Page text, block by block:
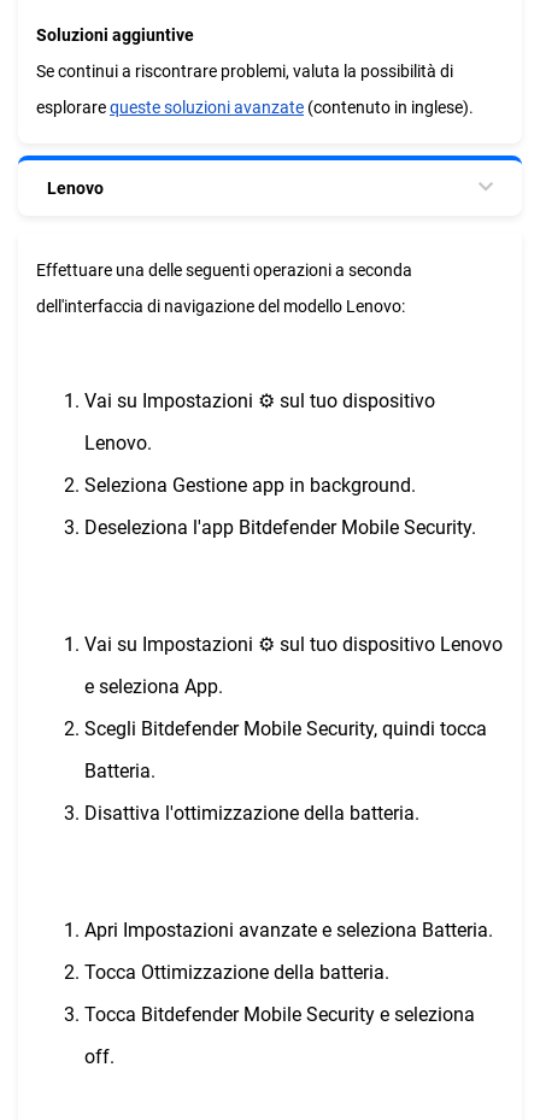
Soluzioni aggiuntive
Se continui a riscontrare problemi, valuta la possibilità di
esplorarequeste soluzioni avanzate (contenuto in inglese).
Lenovo
Effettuare una delle seguenti operazioni a seconda
dell'interfaccia di navigazione del modello Lenovo:
Vai su Impostazioni ⚙︎ sul tuo dispositivo
Lenovo.
Seleziona Gestione app in background.
Deseleziona l'app Bitdefender Mobile Security.
Vai su Impostazioni ⚙︎ sul tuo dispositivo Lenovo
e seleziona App.
Scegli Bitdefender Mobile Security, quindi tocca
Batteria.
Disattiva l'ottimizzazione della batteria.
Apri Impostazioni avanzate e seleziona Batteria.
Tocca Ottimizzazione della batteria.
Tocca Bitdefender Mobile Security e seleziona
off.